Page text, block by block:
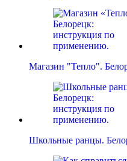
Магазин "Тепло".
Школьные ранцы.